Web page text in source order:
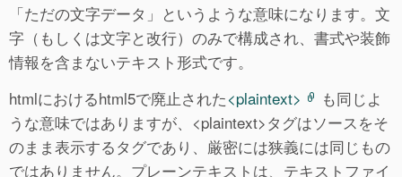
「ただの文字データ」というような意味になります。文
字（もしくは文字と改行）のみで構成され、書式や装飾
情報を含まないテキスト形式です。
htmlにおけるhtml5で廃止された<plaintext>
も同じよ
うな意味ではありますが、<plaintext>タグはソースをそ
のまま表示するタグであり、厳密には狭義には同じもの
ではありません。プレーンテキストは、テキストファイ